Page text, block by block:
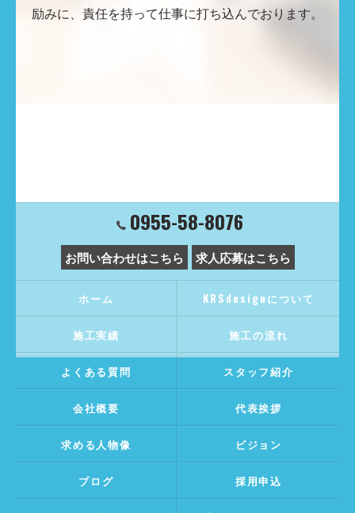
励みに、責任を持って仕事に打ち込んでおります。
0955-58-8076
お問い合わせはこちら 求人応募はこちら
ホーム KRSdesignについて
施工実績 施工の流れ
よくある質問 スタッフ紹介
会社概要 代表挨拶
求める人物像 ビジョン
ブログ 採用申込